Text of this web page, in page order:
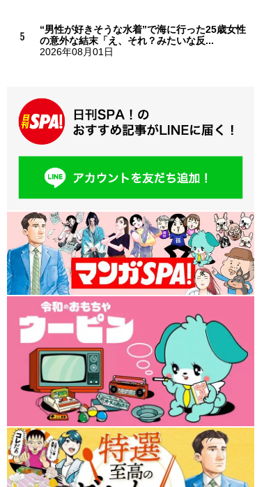
“男性が好きそうな水着”で海に行った25歳女性
の意外な結末「え、それ？みたいな反...
2026年08月01日